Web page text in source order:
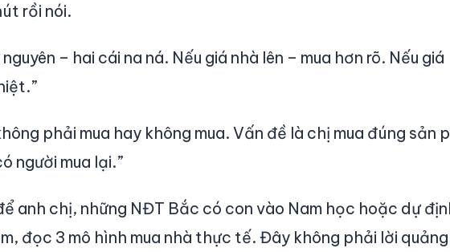
rồi nói.
– hai cái na ná. Nếu giá nhà lên – mua hơn rõ. Nếu giá
phải mua hay không mua. Vấn đề là chị mua đúng sản
người mua lại.”
anh chị, những NĐT Bắc có con vào Nam học hoặc dự
đọc 3 mô hình mua nhà thực tế. Đây không phải lời